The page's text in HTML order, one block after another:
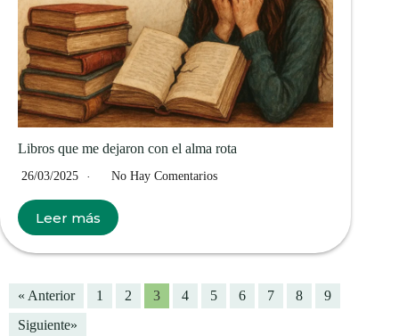
Libros que me dejaron con el alma rota
26/03/2025 No Hay Comentarios
Leer más
« Anterior 1 2 3 4 5 6 7 8
9
Siguiente»